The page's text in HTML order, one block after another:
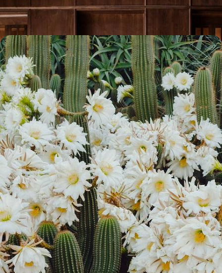
11 jours, de 5200 à 6300 $ CA
Sur les routes du Colorado et du Nouveau-Mexique
- À l'Ouest, du nouveau !
Plonger en terres western, des montagnes sauvages du Colorado aux
plateaux lunaires du Nouveau-Mexique
15 jours, de 6400 à 7200 $ CA
Toutes nos suggestions de voyages Etats du Sud USA (8)
Le GuideEtats du Sud USA
Conseils pratiques, témoignages et inspirations pour bien préparer son
voyage